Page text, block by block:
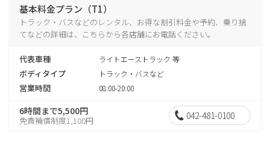
基本料金プラン（T1）
トラック・バスなどのレンタル、お得な割引料金や予約、乗り捨
てなどの詳細は、こちらから各店舗にお電話ください。
代表車種 ライトエーストラック 等
ボディタイプ トラック・バスなど
営業時間 08:00-20:00
6時間まで5,500円
免責補償制度1,100円 042-481-0100